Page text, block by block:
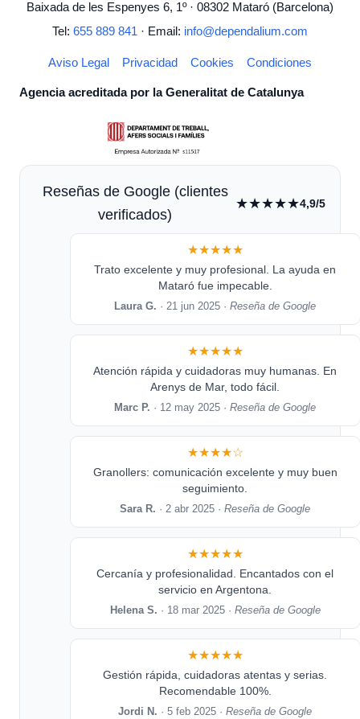
Baixada de les Espenyes 6, 1º · 08302 Mataró (Barcelona)
Tel: 655 889 841 · Email: info@dependalium.com
Aviso Legal Privacidad Cookies Condiciones
Agencia acreditada por la Generalitat de Catalunya
Reseñas de Google (clientes
verificados)
★★★★★4,9/5
★★★★★
Trato excelente y muy profesional. La ayuda en
Mataró fue impecable.
Laura G. · 21 jun 2025 ·Reseña de Google
★★★★★
Atención rápida y cuidadoras muy humanas. En
Arenys de Mar, todo fácil.
Marc P. · 12 may 2025 ·Reseña de Google
★★★★☆
Granollers: comunicación excelente y muy buen
seguimiento.
Sara R. · 2 abr 2025 ·Reseña de Google
★★★★★
Cercanía y profesionalidad. Encantados con el
servicio en Argentona.
Helena S. · 18 mar 2025 · Reseña de Google
★★★★★
Gestión rápida, cuidadoras atentas y serias.
Recomendable 100%.
Jordi N. · 5 feb 2025 ·Reseña de Google